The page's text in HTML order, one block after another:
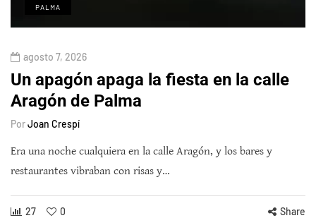
PALMA
agosto 7, 2026
Un apagón apaga la fiesta en la calle
Aragón de Palma
PorJoan Crespí
Era una noche cualquiera en la calle Aragón, y los bares y
restaurantes vibraban con risas y…
27 0 Share